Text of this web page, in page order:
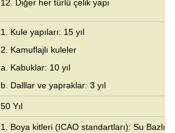
12. Diğer her türlü çelik yapı
1. Kule yapıları: 15 yıl
2. Kamuflajlı kuleler
a. Kabuklar: 10 yıl
b. Dalllar ve yapraklar: 3 yıl
50 Yıl
1. Boya kitleri (ICAO standartları): Su Bazlı